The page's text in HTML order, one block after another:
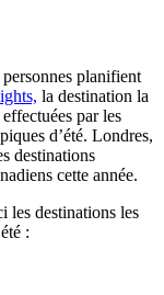
personnes planifient
la destination la
par les
d’été. Londres,
destinations
cette année.
les destinations les
: